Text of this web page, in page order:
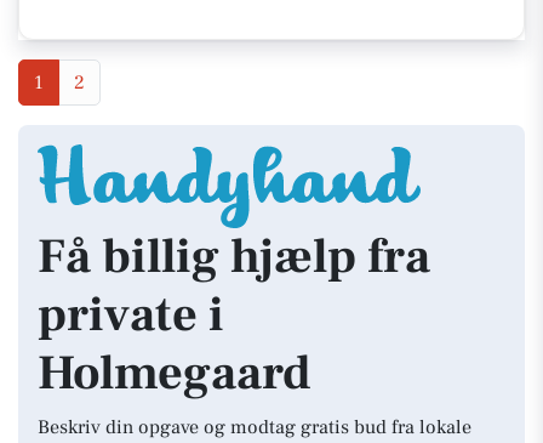
1 2
Få billig hjælp fra
private i
Holmegaard
Beskriv din opgave og modtag gratis bud fra lokale